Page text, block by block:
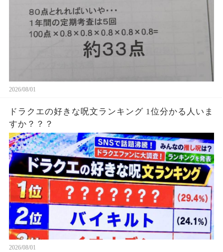
2026/08/01
ドラクエの好きな呪文ランキング 1位分かる人いま
すか？？？
2026/08/01